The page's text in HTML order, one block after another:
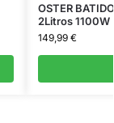
OSTER
2Litros 1100W
149,99 €